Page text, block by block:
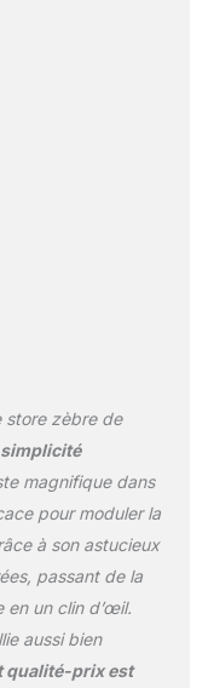
de le
légèrement
à l'aide
humide.
protection
conception
alterne
de tissu
et opaque.
peut être
contrôlée à
à
obscure.
de
vous
le store
ou à la
de vis ou
à l'aide de
serrage,
besoins.
:】
store zèbre de
simplicité
magnifique dans
pour moduler la
à son astucieux
passant de la
en un clin d’œil.
aussi bien
qualité-prix est